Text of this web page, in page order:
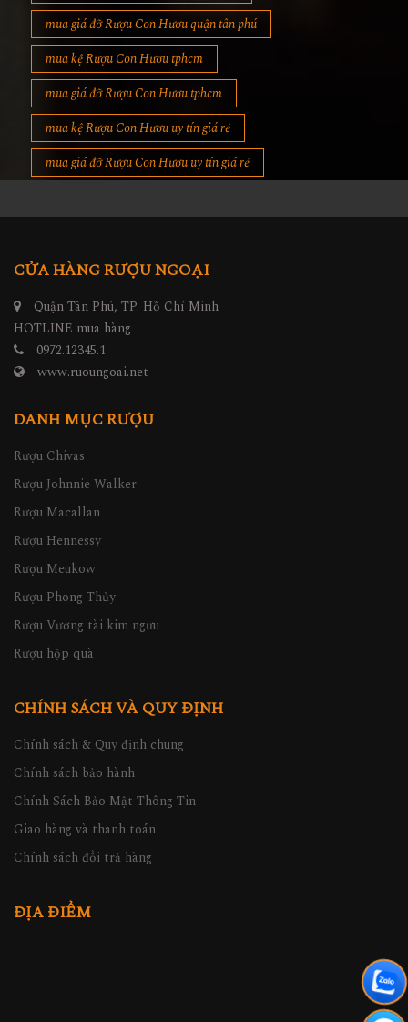
mua giá đỡ Rượu Con Hươu quận tân phú
mua kệ Rượu Con Hươu tphcm
mua giá đỡ Rượu Con Hươu tphcm
mua kệ Rượu Con Hươu uy tín giá rẻ
mua giá đỡ Rượu Con Hươu uy tín giá rẻ
CỬA HÀNG RƯỢU NGOẠI
Quận Tân Phú, TP. Hồ Chí Minh
HOTLINE mua hàng
0972.12345.1
www.ruoungoai.net
DANH MỤC RƯỢU
Rượu Chivas
Rượu Johnnie Walker
Rượu Macallan
Rượu Hennessy
Rượu Meukow
Rượu Phong Thủy
Rượu Vương tài kim ngưu
Rượu hộp quà
CHÍNH SÁCH VÀ QUY ĐỊNH
Chính sách & Quy định chung
Chính sách bảo hành
Chính Sách Bảo Mật Thông Tin
Giao hàng và thanh toán
Chính sách đổi trả hàng
ĐỊA ĐIỂM